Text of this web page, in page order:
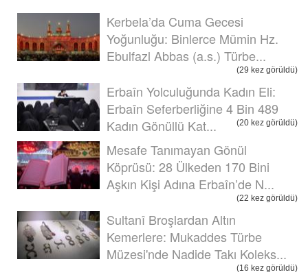
Kerbela’da Cuma Gecesi
Yoğunluğu: Binlerce Mümin Hz.
Ebulfazl Abbas (a.s.) Türbe...
(29 kez görüldü)
Erbaîn Yolculuğunda Kadın Eli:
Erbaîn Seferberliğine 4 Bin 489
Kadın Gönüllü Kat...
(20 kez görüldü)
Mesafe Tanımayan Gönül
Köprüsü: 28 Ülkeden 170 Bini
Aşkın Kişi Adına Erbaîn’de N...
(22 kez görüldü)
Sultanî Broşlardan Altın
Kemerlere: Mukaddes Türbe
Müzesi'nde Nadide Takı Koleks...
(16 kez görüldü)